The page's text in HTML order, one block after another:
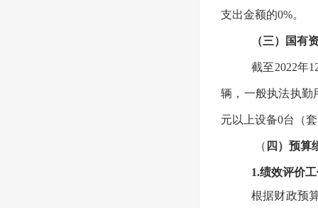
支出金额的0%。
（三）国有
截至2022年
辆，一般执法执勤
元以上设备0台（
（ 四）预算
1.绩效评价
根据财政预